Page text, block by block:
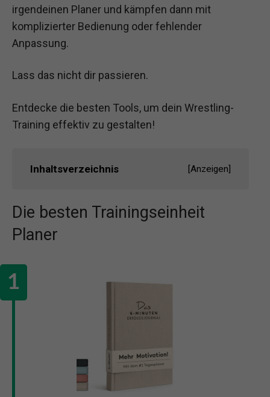
irgendeinen Planer und kämpfen dann mit
komplizierter Bedienung oder fehlender
Anpassung.
Lass das nicht dir passieren.
Entdecke die besten Tools, um dein Wrestling-
Training effektiv zu gestalten!
Inhaltsverzeichnis [Anzeigen]
Die besten Trainingseinheit
Planer